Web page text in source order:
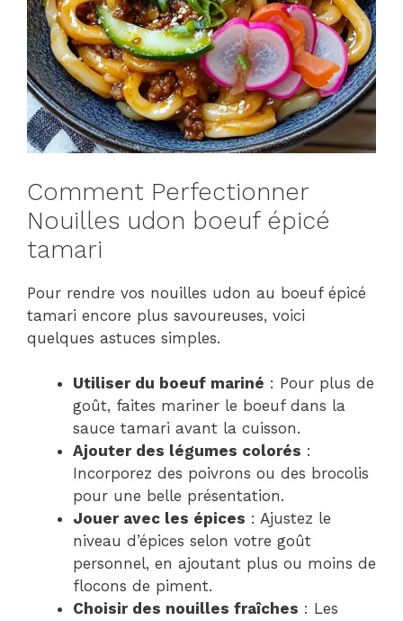
Comment Perfectionner
Nouilles udon boeuf épicé
tamari
Pour rendre vos nouilles udon au boeuf épicé
tamari encore plus savoureuses, voici
quelques astuces simples.
Utiliser du boeuf mariné : Pour plus de
goût, faites mariner le boeuf dans la
sauce tamari avant la cuisson.
Ajouter des légumes colorés :
Incorporez des poivrons ou des brocolis
pour une belle présentation.
Jouer avec les épices : Ajustez le
niveau d’épices selon votre goût
personnel, en ajoutant plus ou moins de
flocons de piment.
Choisir des nouilles fraîches : Les